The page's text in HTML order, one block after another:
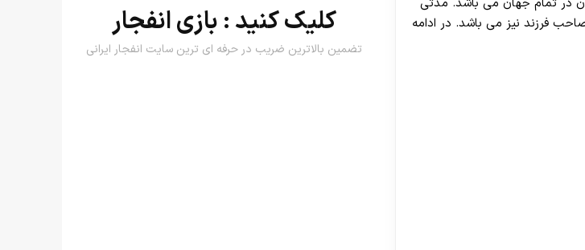
فرزند نیز می باشد. در ادامه
کلیک کنید : بازی انفجار
تضمین بالاترین ضریب در حرفه ای ترین سایت انفجار ایرانی